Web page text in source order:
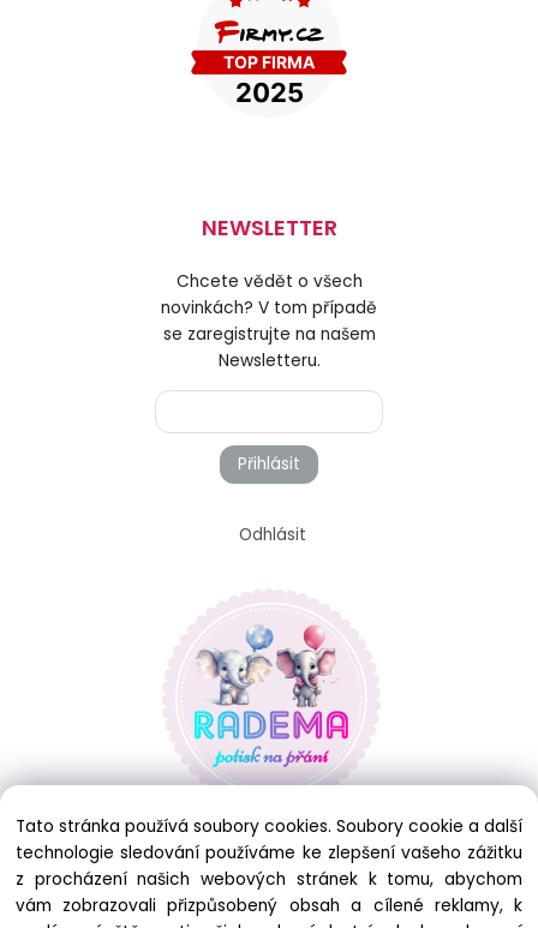
NEWSLETTER
Chcete vědět o všech
novinkách? V tom případě
se zaregistrujte na našem
Newsletteru.
Přihlásit
Odhlásit
Tato stránka používá soubory cookies. Soubory cookie a další
technologie sledování používáme ke zlepšení vašeho zážitku
z procházení našich webových stránek k tomu, abychom
vám zobrazovali přizpůsobený obsah a cílené reklamy, k